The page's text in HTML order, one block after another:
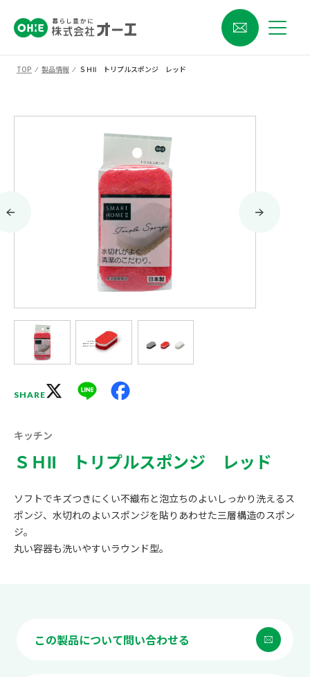
TOP ⁄ 製品情報 ⁄ ＳＨⅡ トリプルスポンジ レッド
SHARE Line
キッチン
ＳＨⅡ トリプルスポンジ レッド
ソフトでキズつきにくい不織布と泡立ちのよいしっかり洗えるス
ポンジ、水切れのよいスポンジを貼りあわせた三層構造のスポン
ジ。
丸い容器も洗いやすいラウンド型。
この製品について問い合わせる